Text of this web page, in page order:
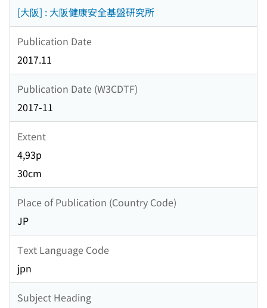
[大阪] : 大阪健康安全基盤研究所
Publication Date
2017.11
Publication Date (W3CDTF)
2017-11
Extent
4,93p
30cm
Place of Publication (Country Code)
JP
Text Language Code
jpn
Subject Heading